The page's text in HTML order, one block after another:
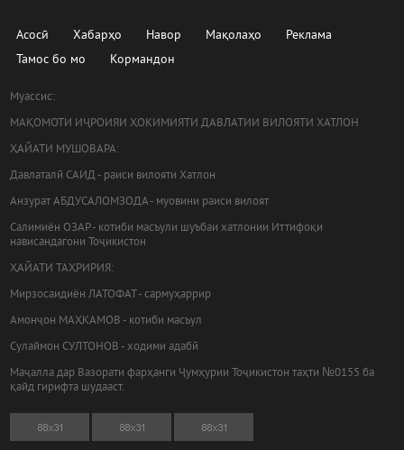
Асосӣ Хабарҳо Навор Мақолаҳо
Реклама
Тамос бо мо
Кормандон
Муассис:
МАҚОМОТИ ИҶРОИЯИ ҲОКИМИЯТИ ДАВЛАТИИ ВИЛОЯТИ ХАТЛОН
ҲАЙАТИ МУШОВАРА:
Давлаталӣ САИД - раиси вилояти Хатлон
Анзурат АБДУСАЛОМЗОДА - муовини раиси вилоят
Салимиён ОЗАР - котиби масъули шуъбаи хатлонии Иттифоқи
нависандагони Тоҷикистон
ҲАЙАТИ ТАҲРИРИЯ:
Мирзосаидиён ЛАТОФАТ - сармуҳаррир
Амонҷон МАҲКАМОВ - котиби масъул
Сулаймон СУЛТОНОВ - ходими адабӣ
Маҷалла дар Вазорати фарҳанги Ҷумҳурии Тоҷикистон таҳти №0155 ба
қайд гирифта шудааст.